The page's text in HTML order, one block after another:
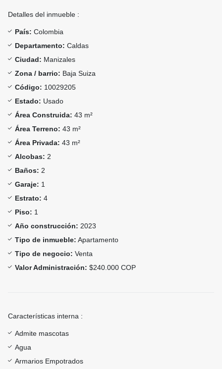
Detalles del inmueble :
País: Colombia
Departamento: Caldas
Ciudad: Manizales
Zona / barrio: Baja Suiza
Código: 10029205
Estado: Usado
Área Construida: 43 m²
Área Terreno: 43 m²
Área Privada: 43 m²
Alcobas: 2
Baños: 2
Garaje: 1
Estrato: 4
Piso: 1
Año construcción: 2023
Tipo de inmueble: Apartamento
Tipo de negocio: Venta
Valor Administración: $240.000 COP
Características interna :
Admite mascotas
Agua
Armarios Empotrados